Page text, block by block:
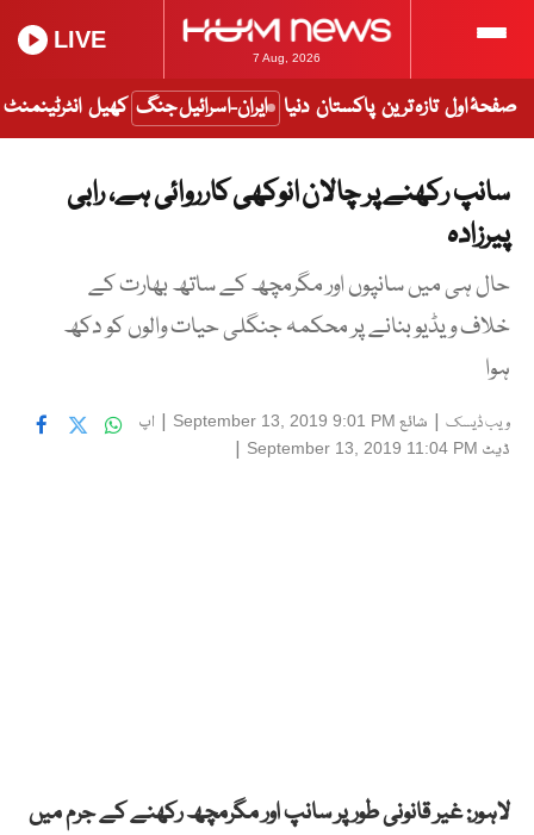
7 Aug, 2026
LIVE
صفحۂ اول تازہ ترین پاکستان دنیا ایران-اسرائیل جنگ کھیل انٹرٹینمنٹ
سانپ رکھنے پر چالان انوکھی کارروائی ہے، رابی
پیرزادہ
حال ہی میں سانپوں اور مگرمچھ کے ساتھ بھارت کے
خلاف ویڈیو بنانے پر محکمہ جنگلی حیات والوں کو دکھ
ہوا
ویب ڈیسک | شائع September 13, 2019 9:01 PM
| اپ
ڈیٹ September 13, 2019 11:04 PM
|
لاہور: غیر قانونی طور پر سانپ اور مگرمچھ رکھنے کے جرم میں